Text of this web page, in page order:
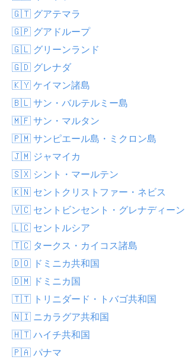
🇬🇹 グアテマラ
🇬🇵 グアドループ
🇬🇱 グリーンランド
🇬🇩 グレナダ
🇰🇾 ケイマン諸島
🇧🇱 サン・バルテルミー島
🇲🇫 サン・マルタン
🇵🇲 サンピエール島・ミクロン島
🇯🇲 ジャマイカ
🇸🇽 シント・マールテン
🇰🇳 セントクリストファー・ネビス
🇻🇨 セントビンセント・グレナディーン
🇱🇨 セントルシア
🇹🇨 タークス・カイコス諸島
🇩🇴 ドミニカ共和国
🇩🇲 ドミニカ国
🇹🇹 トリニダード・トバゴ共和国
🇳🇮 ニカラグア共和国
🇭🇹 ハイチ共和国
🇵🇦 パナマ